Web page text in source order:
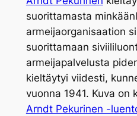
suorittamasta
armeijaorganisaation
suorittamaan
armeijapalvelusta
kieltäytyi viidesti,
vuonna 1941. Kuva on
Arndt Pekurinen -